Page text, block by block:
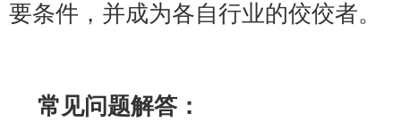
要条件，并成为各自行业的佼佼者。
常见问题解答：